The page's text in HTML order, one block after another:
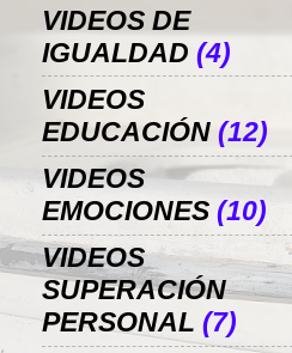
VIDEOS DE
IGUALDAD (4)
VIDEOS
EDUCACIÓN (12)
VIDEOS
EMOCIONES (10)
VIDEOS
SUPERACIÓN
PERSONAL (7)